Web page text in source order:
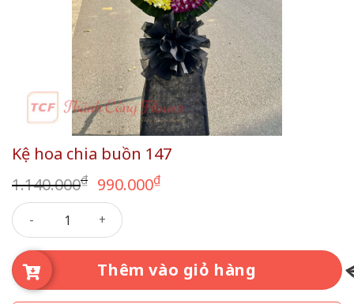
Kệ hoa chia buồn 147
1.140.000₫ Giá
gốc
là:
1.140.000₫.
990.000₫Giá
990.000₫.
Kệ hoa chia buồn 147 số lượng
Thêm vào giỏ hàng